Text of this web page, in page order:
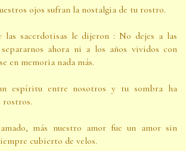
ojos sufran la nostalgia de tu rostro.
las sacerdotisas le dijeron : No dejes a las
ahora ni a los años vividos con
en memoria nada más.
espíritu entre nosotros y tu sombra ha
rostros.
más nuestro amor fue un amor sin
cubierto de velos.